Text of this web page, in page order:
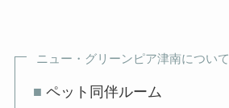
ニュー・グリーンピア津南について
■ ペット同伴ルーム